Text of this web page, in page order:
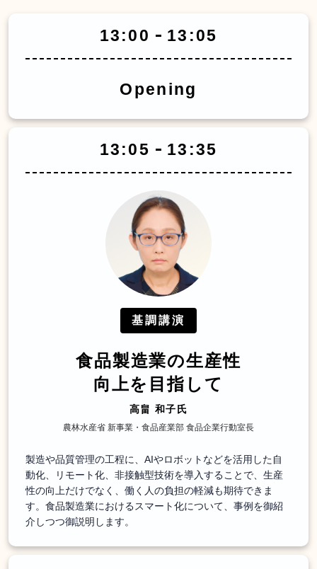
13:00 13:05
Opening
13:05 13:35
基調講演
食品製造業の生産性
向上を目指して
高畠 和子氏
農林水産省 新事業・食品産業部 食品企業行動室長
製造や品質管理の工程に、AIやロボットなどを活用した自
動化、リモート化、非接触型技術を導入することで、生産
性の向上だけでなく、働く人の負担の軽減も期待できま
す。食品製造業におけるスマート化について、事例を御紹
介しつつ御説明します。